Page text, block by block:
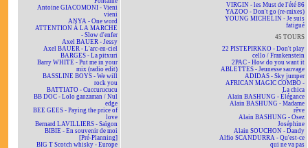
Antoine GIACOMONI - Vieni
vieni
ANYA - One word
ATTENTION À LA MARCHE
- Slow d'enfer
Axel BAUER - Jessy
Axel BAUER - L'arc-en-ciel
BARGES - La pitxuri
Barry WHITE - Put me in your
mix (radio edit)
BASSLINE BOYS - We will
rock you
BATTIATO - Cuccurucucu
BB DOC - Lolo ganzaman / Nul
edge
BEE GEES - Paying the price of
love
Bernard LAVILLIERS - Saïgon
BIBIE - En souvenir de moi
[Pré-Planning]
BIG T Scotch whisky - Europe
VIRGIN - les Must de l'été 86
YAZOO - Don't go (re-mixes)
YOUNG MICHELIN - Je suis
fatigué
45 TOURS
22 PISTEPIRKKO - Don't play
cello / Frankenstein
2PAC - How do you want it
ABLETTES - Jeunesse sauvage
ADIDAS - Sky jumper
AFRICAN MAGIC COMBO -
La chica
Alain BASHUNG - Élégance
Alain BASHUNG - Madame
rêve
Alain BASHUNG - Osez
Joséphine
Alain SOUCHON - Dandy
Alfio SCANDURRA - Qu'est-ce
qui ne va pas